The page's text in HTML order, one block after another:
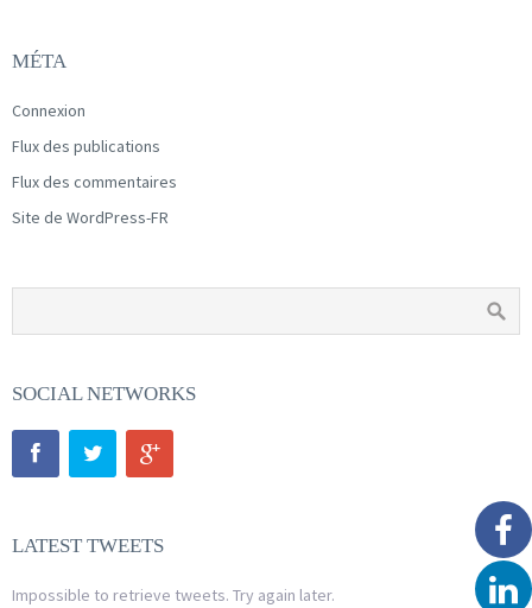
MÉTA
Connexion
Flux des publications
Flux des commentaires
Site de WordPress-FR
SOCIAL NETWORKS
LATEST TWEETS
Impossible to retrieve tweets. Try again later.